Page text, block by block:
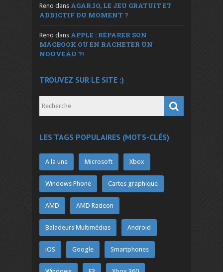
Reno dans AGAR.IO, LE JEU GRATUIT ET
ADDICTIF DU MOMENT ?
Reno dans APPLE : RÉPARER SON
MACBOOK OU EN RACHETER UN
NOUVEAU ?!
TROUVEZ SUR LE SITE :)
LES TAGS POPULAIRES (MOTS-CLÉS)
A la une Microsoft Xbox
Windows Phone Cartes graphique
AMD AMD Radeon
Baladeurs Multimédias Android
iOS Google Smartphones